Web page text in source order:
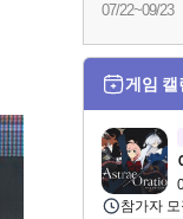
07/22~09/23
게임 캘
참가자